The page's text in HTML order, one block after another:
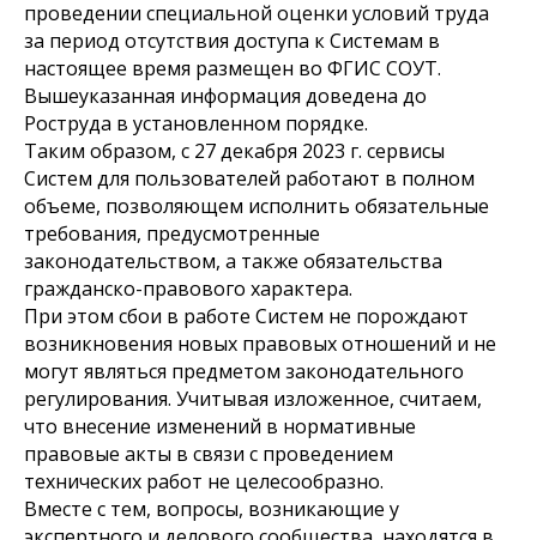
проведении специальной оценки условий труда
за период отсутствия доступа к Системам в
настоящее время размещен во ФГИС СОУТ.
Вышеуказанная информация доведена до
Роструда в установленном порядке.
Таким образом, с 27 декабря 2023 г. сервисы
Систем для пользователей работают в полном
объеме, позволяющем исполнить обязательные
требования, предусмотренные
законодательством, а также обязательства
гражданско-правового характера.
При этом сбои в работе Систем не порождают
возникновения новых правовых отношений и не
могут являться предметом законодательного
регулирования. Учитывая изложенное, считаем,
что внесение изменений в нормативные
правовые акты в связи с проведением
технических работ не целесообразно.
Вместе с тем, вопросы, возникающие у